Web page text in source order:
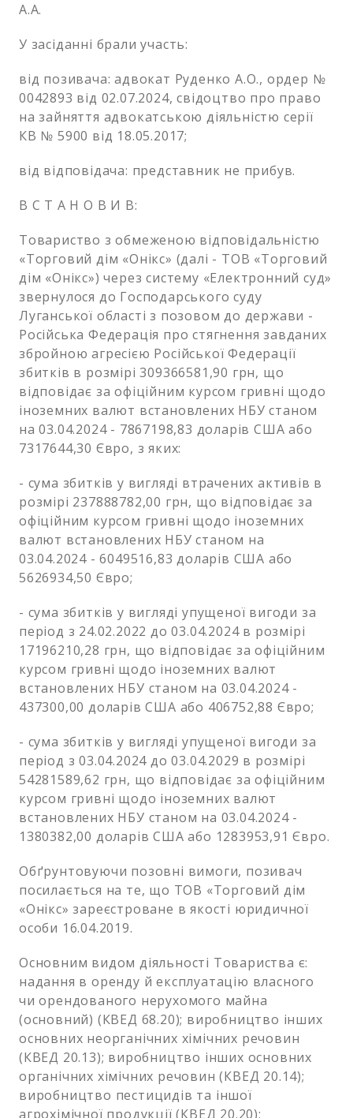
А.А.
У засіданні брали участь:
від позивача: адвокат Руденко А.О., ордер №
0042893 від 02.07.2024, свідоцтво про право
на зайняття адвокатською діяльністю серії
КВ № 5900 від 18.05.2017;
від відповідача: представник не прибув.
В С Т А Н О В И В:
Товариство з обмеженою відповідальністю
«Торговий дім «Онікс» (далі - ТОВ «Торговий
дім «Онікс») через систему «Електронний суд»
звернулося до Господарського суду
Луганської області з позовом до держави -
Російська Федерація про стягнення завданих
збройною агресією Російської Федерації
збитків в розмірі 309366581,90 грн, що
відповідає за офіційним курсом гривні щодо
іноземних валют встановлених НБУ станом
на 03.04.2024 - 7867198,83 доларів США або
7317644,30 Євро, з яких:
- сума збитків у вигляді втрачених активів в
розмірі 237888782,00 грн, що відповідає за
офіційним курсом гривні щодо іноземних
валют встановлених НБУ станом на
03.04.2024 - 6049516,83 доларів США або
5626934,50 Євро;
- сума збитків у вигляді упущеної вигоди за
період з 24.02.2022 до 03.04.2024 в розмірі
17196210,28 грн, що відповідає за офіційним
курсом гривні щодо іноземних валют
встановлених НБУ станом на 03.04.2024 -
437300,00 доларів США або 406752,88 Євро;
- сума збитків у вигляді упущеної вигоди за
період з 03.04.2024 до 03.04.2029 в розмірі
54281589,62 грн, що відповідає за офіційним
курсом гривні щодо іноземних валют
встановлених НБУ станом на 03.04.2024 -
1380382,00 доларів США або 1283953,91 Євро.
Обґрунтовуючи позовні вимоги, позивач
посилається на те, що ТОВ «Торговий дім
«Онікс» зареєстроване в якості юридичної
особи 16.04.2019.
Основним видом діяльності Товариства є:
надання в оренду й експлуатацію власного
чи орендованого нерухомого майна
(основний) (КВЕД 68.20); виробництво інших
основних неорганічних хімічних речовин
(КВЕД 20.13); виробництво інших основних
органічних хімічних речовин (КВЕД 20.14);
виробництво пестицидів та іншої
агрохімічної продукції (КВЕД 20.20);